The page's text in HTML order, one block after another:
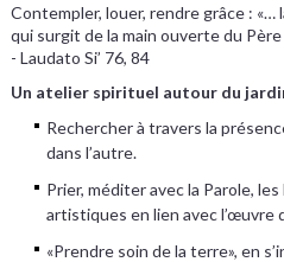
Contempler, louer, rendre grâce :
qui surgit de la main ouverte du
- Laudato Si’ 76, 84
Un atelier spirituel autour du
Rechercher à travers la
dans l’autre.
Prier, méditer avec la Parole,
artistiques en lien avec l’œuvre
«Prendre soin de la terre», en